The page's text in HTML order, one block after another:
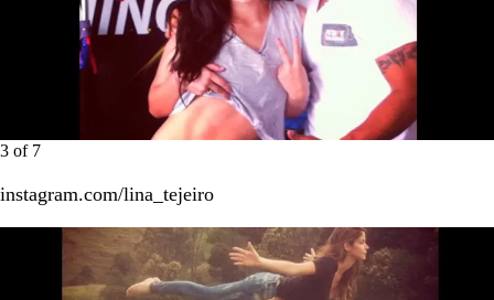
3 of 7
instagram.com/lina_tejeiro